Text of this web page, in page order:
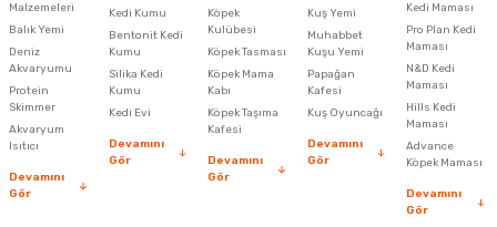
Ürün resmi kalitesiz, bozuk veya görüntülenemiyor.
Ürün açıklamasında eksik bilgiler bulunuyor.
Ürün bilgilerinde hatalar bulunuyor.
Ürün fiyatı diğer sitelerden daha pahalı.
Bu ürüne benzer farklı alternatifler olmalı.
Malzemeleri
Balık Yemi
Deniz
Akvaryumu
Protein
Skimmer
Akvaryum
Isıtıcı
Devamını
Gör
Kedi Kumu
Bentonit Kedi
Kumu
Silika Kedi
Kumu
Kedi Evi
Devamını
Gör
Köpek
Kulübesi
Köpek Tasması
Köpek Mama
Kabı
Köpek Taşıma
Kafesi
Devamını
Gör
Kuş Yemi
Muhabbet
Kuşu Yemi
Papağan
Kafesi
Kuş Oyuncağı
Devamını
Gör
Kedi Maması
Pro Plan Kedi
Maması
N&D Kedi
Maması
Hills Kedi
Maması
Advance
Köpek Maması
Devamını
Gör